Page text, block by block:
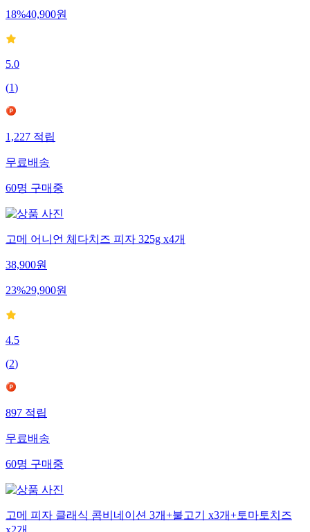
18%40,900원
5.0
(1)
1,227적립
무료배송
60명구매중
고메 어니언 체다치즈 피자 325g x4개
38,900원
23%29,900원
4.5
(2)
897적립
무료배송
60명구매중
고메 피자 클래식 콤비네이션 3개+불고기 x3개+토마토치즈